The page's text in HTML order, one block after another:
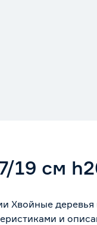
19 см
деревья
и